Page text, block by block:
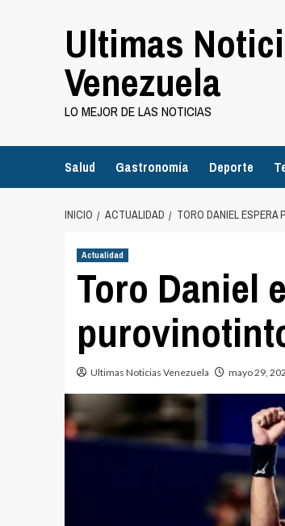
Ultimas
Venezuela
LO MEJOR DE LAS NOTICIAS
Salud Gastronomía Deporte
INICIO ACTUALIDAD TORO DANIEL ESPERA
Actualidad
Toro Daniel
Ultimas Noticias Venezuela mayo 29,